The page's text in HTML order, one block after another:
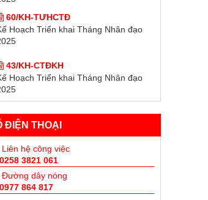
Hoạch Triển khai Tháng Nhân đạo
Hoạch Triển khai Tháng Nhân đạo
60/KH-TƯHCTĐ
Hoạch Triển khai Tháng Nhân đạo
ĐIỆN THOẠI
Liên hệ công việc
0258 3821 061
Đường dây nóng
0977 864 817